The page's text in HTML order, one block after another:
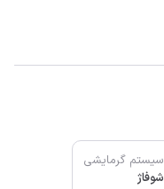
سیستم گرمایشی
شوفاژ